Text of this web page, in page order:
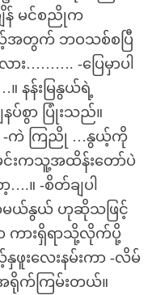
ျိန် မင်စညိုက
အတွက် ဘဝသစ်စပြီ
း………. -ပြေမှာပါ
နန်းမြနွယ်ရဲ့
ပ်စွာ ပြုံးသည်။
-ကဲ ကြညို …နွယ့်ကို
င်းကသူ့အထိန်းတော်ပဲ
။ -စိတ်ချပါ
ယ်နွယ် ဟုဆိုသဖြင့်
ကားရှိရာသို့လိုက်ပို့
ဖူးလေးနမ်းကာ -လိမ်
ရိုက်ကြမ်းတယ်။